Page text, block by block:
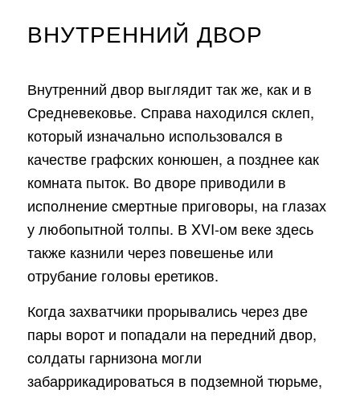
ВНУТРЕННИЙ ДВОР
Внутренний двор выглядит так же, как и в
Средневековье. Справа находился склеп,
который изначально использовался в
качестве графских конюшен, а позднее как
комната пыток. Во дворе приводили в
исполнение смертные приговоры, на глазах
у любопытной толпы. В XVI-ом веке здесь
также казнили через повешенье или
отрубание головы еретиков.
Когда захватчики прорывались через две
пары ворот и попадали на передний двор,
солдаты гарнизона могли
забаррикадироваться в подземной тюрьме,